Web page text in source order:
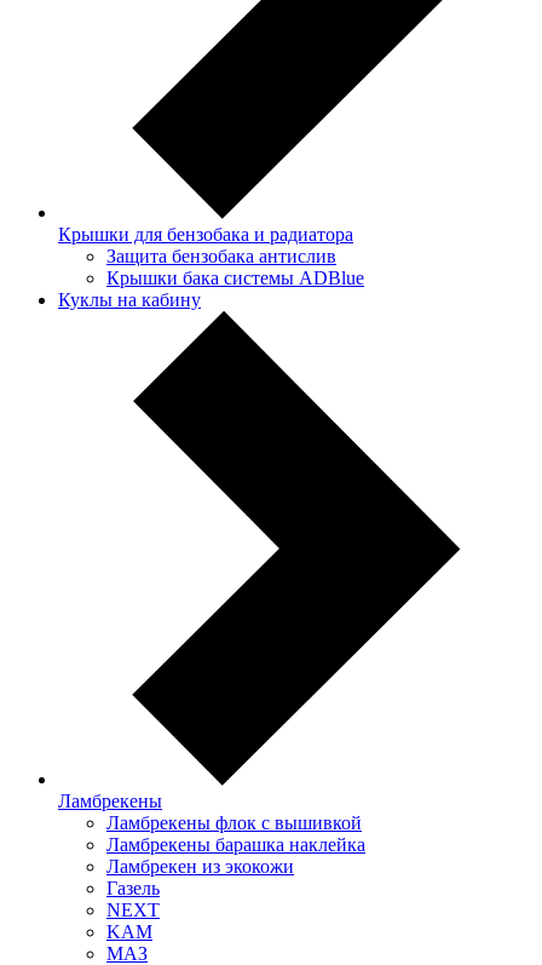
Крышки для бензобака и радиатора
Защита бензобака антислив
Крышки бака системы ADBlue
Куклы на кабину
Ламбрекены
Ламбрекены флок с вышивкой
Ламбрекены барашка наклейка
Ламбрекен из экокожи
Газель
NEXT
KAM
МАЗ